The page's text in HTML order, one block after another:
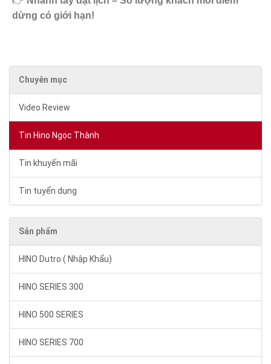
dừng có giới hạn!
Chuyên mục
Video Review
Tin Hino Ngọc Thành
Tin khuyến mãi
Tin tuyển dụng
Sản phẩm
HINO Dutro ( Nhập Khẩu)
HINO SERIES 300
HINO 500 SERIES
HINO SERIES 700